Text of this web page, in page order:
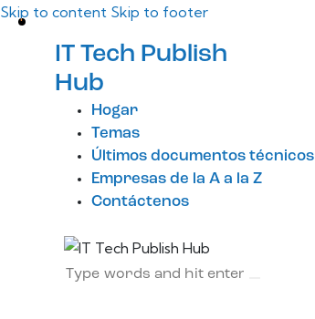
Skip to content Skip to footer
IT Tech Publish
Hub
Hogar
Temas
Últimos documentos técnicos
Empresas de la A a la Z
Contáctenos